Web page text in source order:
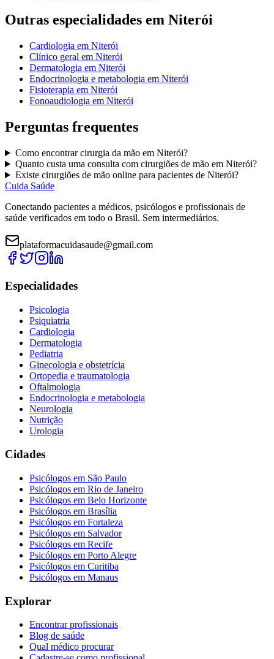
Outras especialidades em Niterói
Cardiologia em Niterói
Clínico geral em Niterói
Dermatologia em Niterói
Endocrinologia e metabologia em Niterói
Fisioterapia em Niterói
Fonoaudiologia em Niterói
Perguntas frequentes
Como encontrarcirurgia da mãoem Niterói?
Quanto custa uma consulta com cirurgiões de mãoem Niterói?
Existe cirurgiões de mãoonline para pacientes de Niterói?
Cuida Saúde
Conectando pacientes a médicos, psicólogos e profissionais de
saúde verificados em todo o Brasil. Sem intermediários.
plataformacuidasaude@gmail.com
Especialidades
Psicologia
Psiquiatria
Cardiologia
Dermatologia
Pediatria
Ginecologia e obstetrícia
Ortopedia e traumatologia
Oftalmologia
Endocrinologia e metabologia
Neurologia
Nutrição
Urologia
Cidades
Psicólogos em São Paulo
Psicólogos em Rio de Janeiro
Psicólogos em Belo Horizonte
Psicólogos em Brasília
Psicólogos em Fortaleza
Psicólogos em Salvador
Psicólogos em Recife
Psicólogos em Porto Alegre
Psicólogos em Curitiba
Psicólogos em Manaus
Explorar
Encontrar profissionais
Blog de saúde
Qual médico procurar